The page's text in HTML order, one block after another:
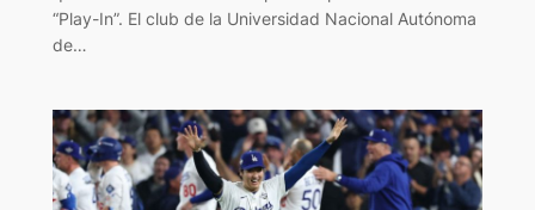
“Play-In”. El club de la Universidad Nacional Autónoma
de…